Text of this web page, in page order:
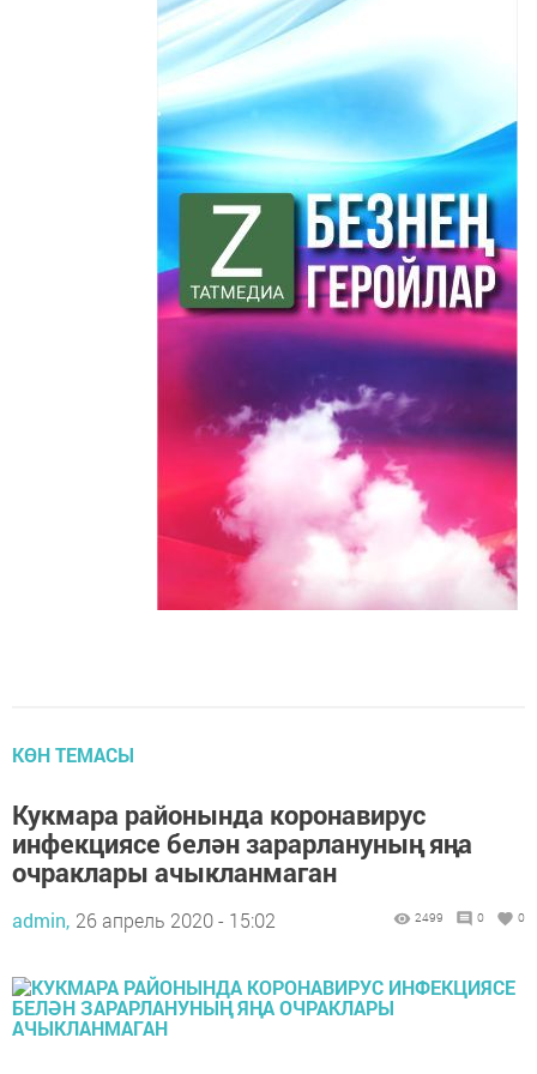
КӨН ТЕМАСЫ
Кукмара районында коронавирус
инфекциясе белән зарарлануның яңа
очраклары ачыкланмаган
admin, 26 апрель 2020 - 15:02 2499 0 0